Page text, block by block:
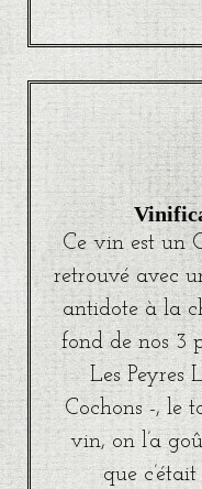
Ce vin est un
retrouvé avec
antidote à la
fond de nos 3
Les Peyres
Cochons -, le
vin, on l’a
que